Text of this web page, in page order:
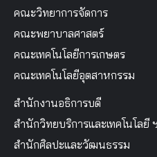
คณะวิทยาการจัดการ
คณะพยาบาลศาสตร์
คณะเทคโนโลยีการเกษตร
คณะเทคโนโลยีอุตสาหกรรม
สำนักงานอธิการบดี
สำนักวิทยบริการและเทคโนโลยี ฯ
สำนักศิลปะและวัฒนธรรม